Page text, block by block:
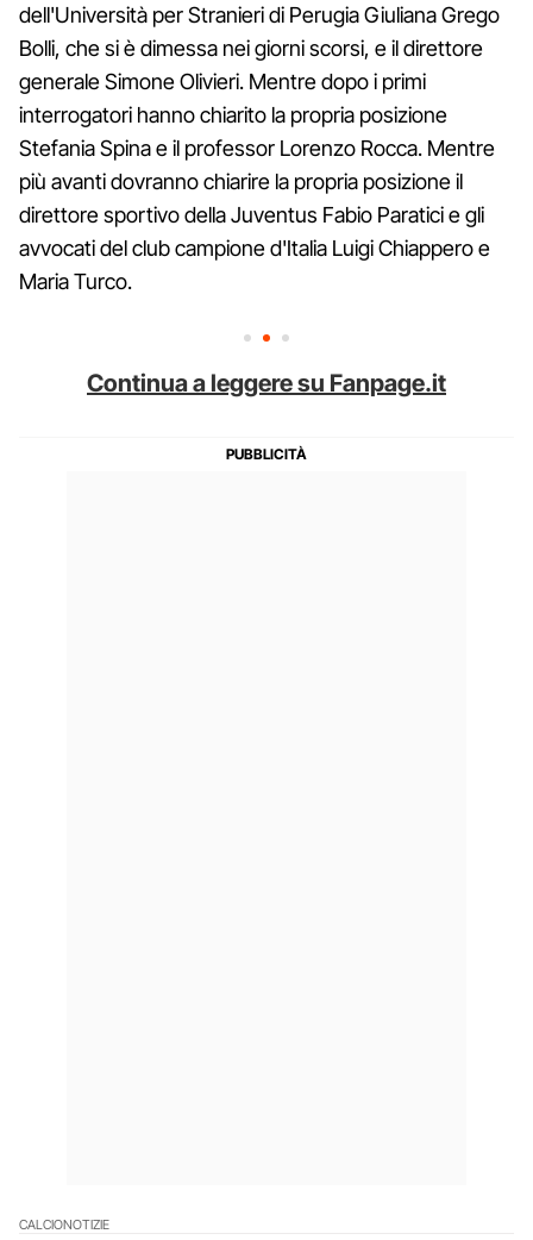
dell'Università per Stranieri di Perugia Giuliana Grego
Bolli, che si è dimessa nei giorni scorsi, e il direttore
generale Simone Olivieri. Mentre dopo i primi
interrogatori hanno chiarito la propria posizione
Stefania Spina e il professor Lorenzo Rocca. Mentre
più avanti dovranno chiarire la propria posizione il
direttore sportivo della Juventus Fabio Paratici e gli
avvocati del club campione d'Italia Luigi Chiappero e
Maria Turco.
Continua a leggere su Fanpage.it
CALCIONOTIZIE